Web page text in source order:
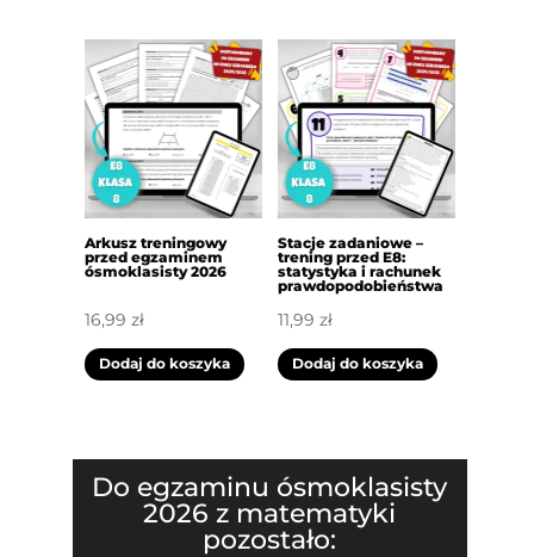
Arkusz treningowy
przed egzaminem
ósmoklasisty 2026
16,99 zł
Dodaj do koszyka
Stacje zadaniowe –
trening przed E8:
statystyka i rachunek
prawdopodobieństwa
11,99 zł
Dodaj do koszyka
Do egzaminu ósmoklasisty
2026 z matematyki
pozostało: